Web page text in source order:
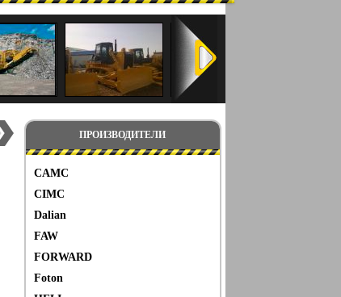
ПРОИЗВОДИТЕЛИ
CAMC
CIMC
Dalian
FAW
FORWARD
Foton